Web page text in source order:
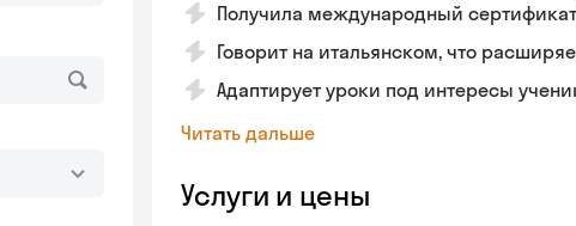
Получила международный сертификат
Говорит на итальянском, что
Адаптирует уроки под интересы
Читать дальше
Услуги и цены